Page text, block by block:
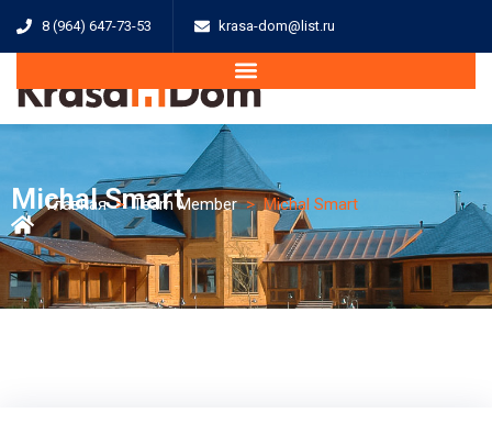
8 (964) 647-73-53 krasa-dom@list.ru
Michal Smart
Главная>Team Member>Michal Smart